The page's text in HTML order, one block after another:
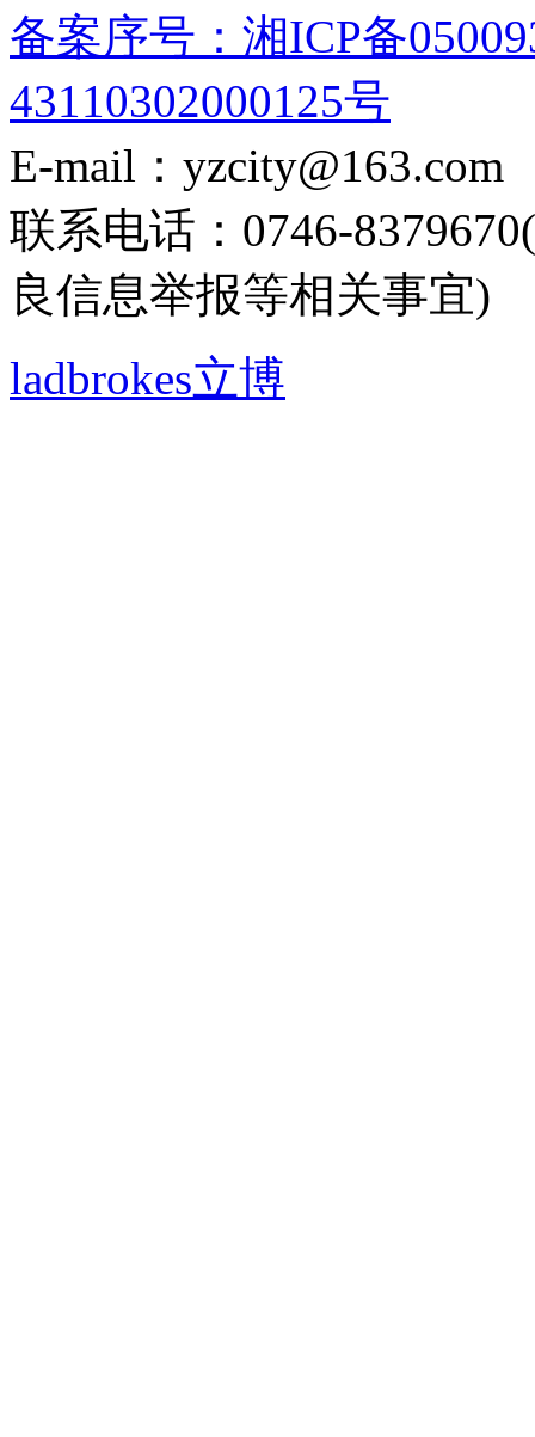
备案序号：湘ICP备
43110302000125号
E-mail：yzcity@163.com
联系电话：0746-
良信息举报等相关事宜)
ladbrokes立博